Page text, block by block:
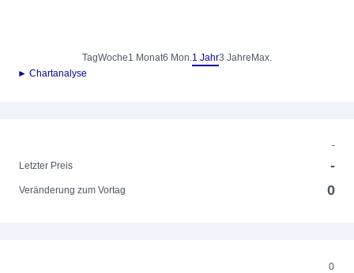
TagWoche1 Monat6 Mon.1 Jahr3 Jahre Max.
► Chartanalyse
-
Letzter Preis
-
Veränderung zum Vortag 0
0